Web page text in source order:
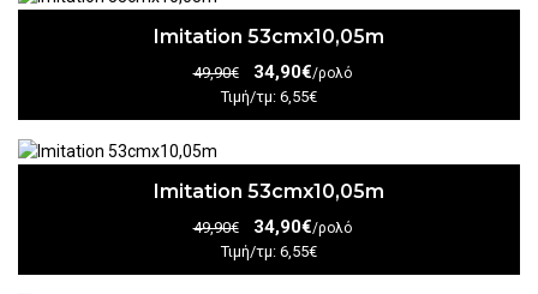
Imitation 53cmx10,05m
49,90€ 34,90€/ρολό
Τιμή/τμ: 6,55€
Imitation 53cmx10,05m
49,90€ 34,90€/ρολό
Τιμή/τμ: 6,55€